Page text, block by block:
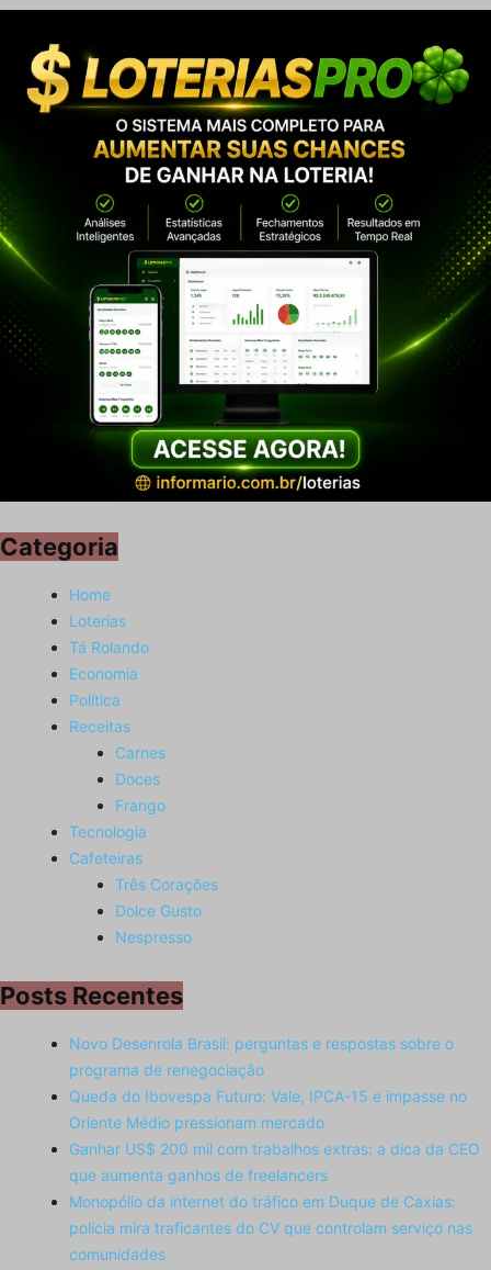
Categoria
Home
Loterias
Tá Rolando
Economia
Política
Receitas
Carnes
Doces
Frango
Tecnologia
Cafeteiras
Três Corações
Dolce Gusto
Nespresso
Posts Recentes
Novo Desenrola Brasil: perguntas e respostas sobre o
programa de renegociação
Queda do Ibovespa Futuro: Vale, IPCA-15 e impasse no
Oriente Médio pressionam mercado
Ganhar US$ 200 mil com trabalhos extras: a dica da CEO
que aumenta ganhos de freelancers
Monopólio da internet do tráfico em Duque de Caxias:
polícia mira traficantes do CV que controlam serviço nas
comunidades